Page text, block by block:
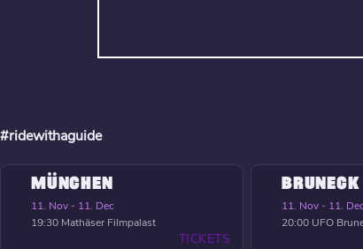
#ridewithaguide
MÜNCHEN
11. Nov - 11. Dec
19:30 Mathäser Filmpalast
TICKETS
BRUNECK
11. Nov - 11.
20:00 UFO